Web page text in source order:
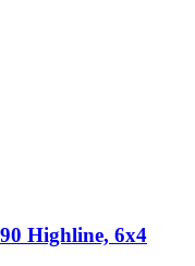
Highline, 6x4